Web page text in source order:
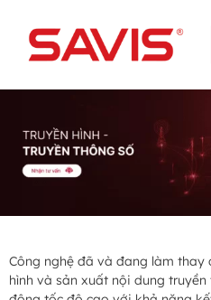
Công nghệ đã và đang làm thay
hình và sản xuất nội dung